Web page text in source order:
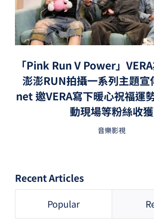
「Pink Run V Power」
澎澎RUN拍攝一系列主題宣
net 邀VERA寫下暖心祝福運
動現場等粉絲收獲
音樂影視
Recent Articles
Popular